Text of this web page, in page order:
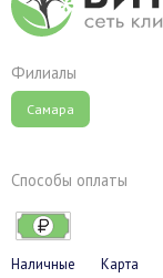
Филиалы
Самара
Способы оплаты
Наличные Карта